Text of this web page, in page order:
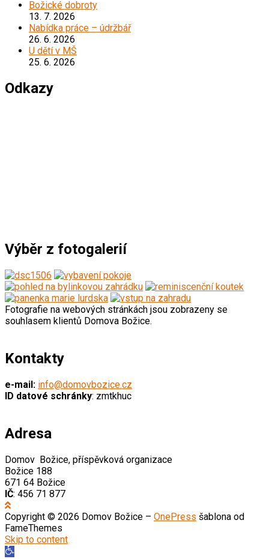
Božické dobroty
13. 7. 2026
Nabídka práce – údržbář
26. 6. 2026
U dětí v MŠ
25. 6. 2026
Odkazy
Výběr z fotogalerií
Fotografie na webových stránkách jsou zobrazeny se
souhlasem klientů Domova Božice.
Kontakty
e-mail: info@domovbozice.cz
ID datové schránky: zmtkhuc
Adresa
Domov Božice, příspěvková organizace
Božice 188
671 64 Božice
IČ: 456 71 877
Copyright © 2026 Domov Božice – OnePress šablona od
FameThemes
Skip to content
Open